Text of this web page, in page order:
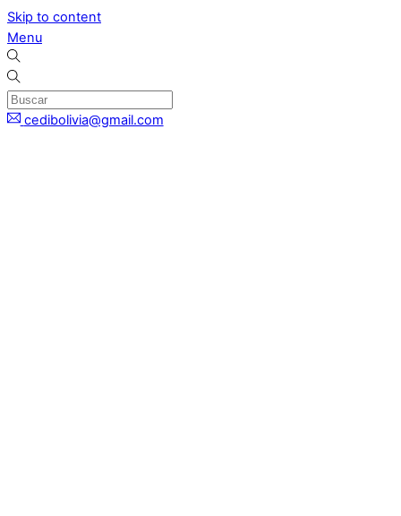
Skip to content
Menu
cedibolivia@gmail.com